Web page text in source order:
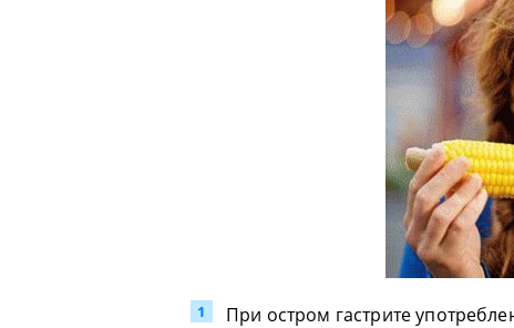
При остром гастрите